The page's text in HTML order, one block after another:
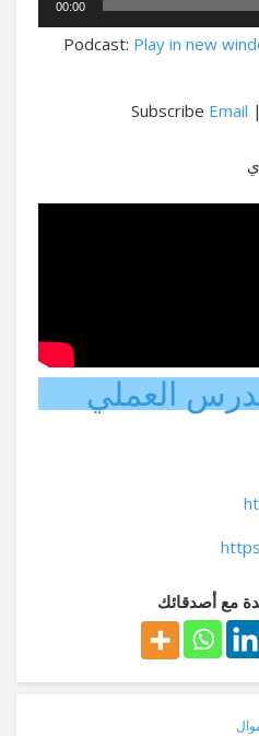
00:00
Podcast: Play in new
Email |
العملي
مع أصدقائك